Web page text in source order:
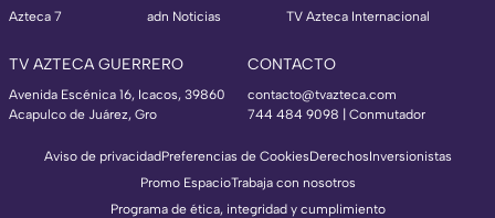
Azteca 7
adn Noticias
TV Azteca Internacional
TV AZTECA GUERRERO
Avenida Escénica 16, Icacos, 39860
Acapulco de Juárez, Gro
CONTACTO
contacto@tvazteca.com
744 484 9098 | Conmutador
Aviso de privacidadPreferencias de CookiesDerechosInversionistas
Promo EspacioTrabaja con nosotros
Programa de ética, integridad y cumplimiento